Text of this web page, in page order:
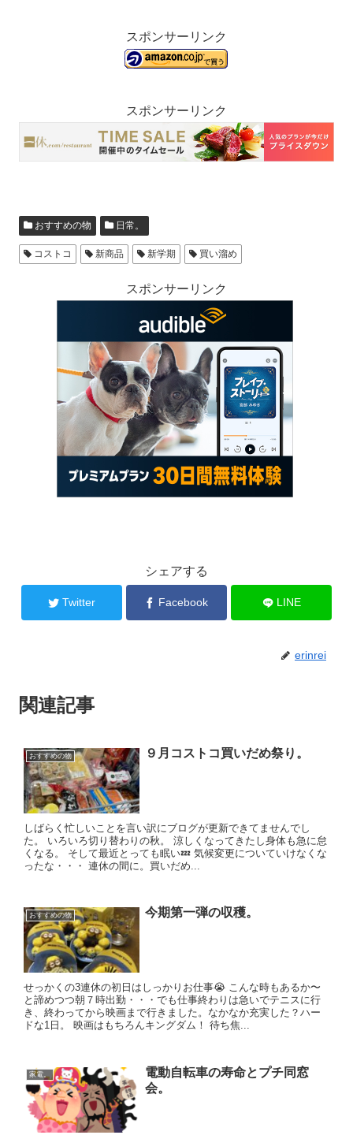
スポンサーリンク
スポンサーリンク
おすすめの物 日常。
コストコ 新商品 新学期 買い溜め
スポンサーリンク
シェアする
Twitter Facebook LINE
erinrei
関連記事
おすすめの物 ９月コストコ買いだめ祭り。
しばらく忙しいことを言い訳にブログが更新できてませんでし
た。 いろいろ切り替わりの秋。 涼しくなってきたし身体も急に怠
くなる。 そして最近とっても眠い💤 気候変更についていけなくな
ったな・・・ 連休の間に。買いだめ...
おすすめの物 今期第一弾の収穫。
せっかくの3連休の初日はしっかりお仕事😭 こんな時もあるか〜
と諦めつつ朝７時出勤・・・でも仕事終わりは急いでテニスに行
き、終わってから映画まで行きました。なかなか充実した？ハー
ドな1日。 映画はもちろんキングダム！ 待ち焦...
家電。
電動自転車の寿命とプチ同窓
会。